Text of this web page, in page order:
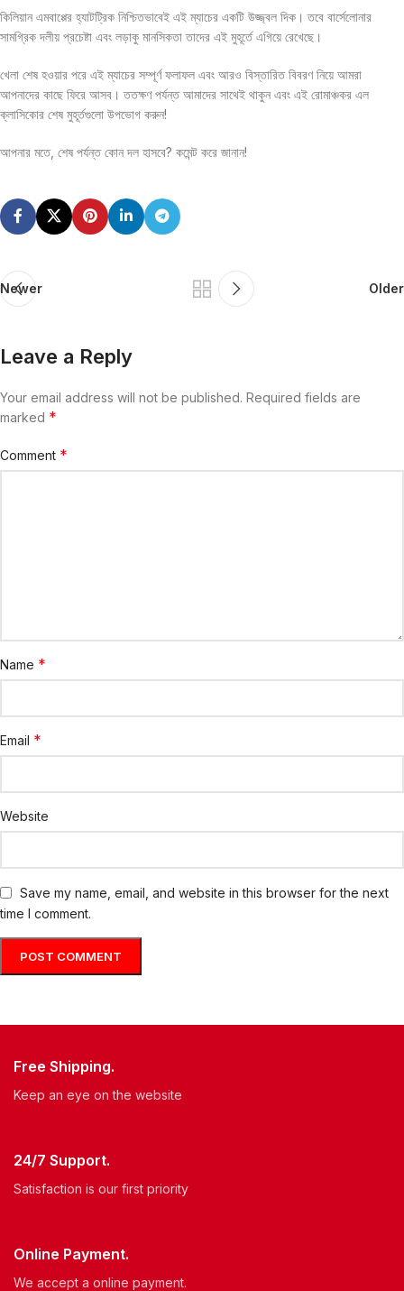
কিলিয়ান এমবাপ্পের হ্যাটট্রিক নিশ্চিতভাবেই এই ম্যাচের একটি উজ্জ্বল দিক। তবে বার্সেলোনার
সামগ্রিক দলীয় প্রচেষ্টা এবং লড়াকু মানসিকতা তাদের এই মুহূর্তে এগিয়ে রেখেছে।
খেলা শেষ হওয়ার পরে এই ম্যাচের সম্পূর্ণ ফলাফল এবং আরও বিস্তারিত বিবরণ নিয়ে আমরা
আপনাদের কাছে ফিরে আসব। ততক্ষণ পর্যন্ত আমাদের সাথেই থাকুন এবং এই রোমাঞ্চকর এল
ক্লাসিকোর শেষ মুহূর্তগুলো উপভোগ করুন!
আপনার মতে, শেষ পর্যন্ত কোন দল হাসবে? কমেন্ট করে জানান!
Newer Older
Leave a Reply
Your email address will not be published. Required fields are
marked *
Comment *
Name *
Email *
Website
Save my name, email, and website in this browser for the next
time I comment.
Free Shipping.
Keep an eye on the website
24/7 Support.
Satisfaction is our first priority
Online Payment.
We accept a online payment.